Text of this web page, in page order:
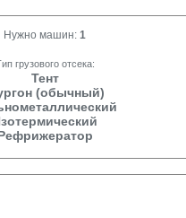
Нужно машин: 1
грузового отсека:
Тент
(обычный)